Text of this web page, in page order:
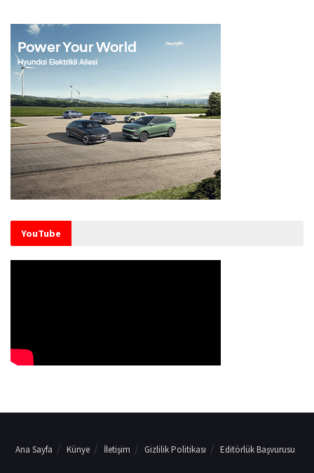
YouTube
Ana Sayfa Künye İletişim Gizlilik Politikası Editörlük Başvurusu